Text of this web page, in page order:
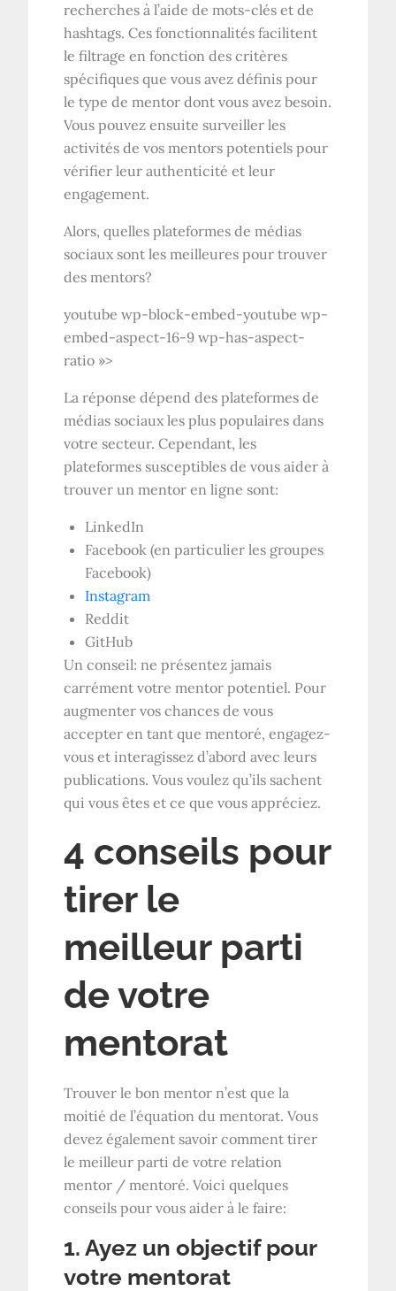
recherches à l’aide de mots-clés et de
hashtags. Ces fonctionnalités facilitent
le filtrage en fonction des critères
spécifiques que vous avez définis pour
le type de mentor dont vous avez besoin.
Vous pouvez ensuite surveiller les
activités de vos mentors potentiels pour
vérifier leur authenticité et leur
engagement.
Alors, quelles plateformes de médias
sociaux sont les meilleures pour trouver
des mentors?
youtube wp-block-embed-youtube wp-
embed-aspect-16-9 wp-has-aspect-
ratio »>
La réponse dépend des plateformes de
médias sociaux les plus populaires dans
votre secteur. Cependant, les
plateformes susceptibles de vous aider à
trouver un mentor en ligne sont:
LinkedIn
Facebook (en particulier les groupes
Facebook)
Instagram
Reddit
GitHub
Un conseil: ne présentez jamais
carrément votre mentor potentiel. Pour
augmenter vos chances de vous
accepter en tant que mentoré, engagez-
vous et interagissez d’abord avec leurs
publications. Vous voulez qu’ils sachent
qui vous êtes et ce que vous appréciez.
4 conseils pour
tirer le
meilleur parti
de votre
mentorat
Trouver le bon mentor n’est que la
moitié de l’équation du mentorat. Vous
devez également savoir comment tirer
le meilleur parti de votre relation
mentor / mentoré. Voici quelques
conseils pour vous aider à le faire:
1. Ayez un objectif pour
votre mentorat